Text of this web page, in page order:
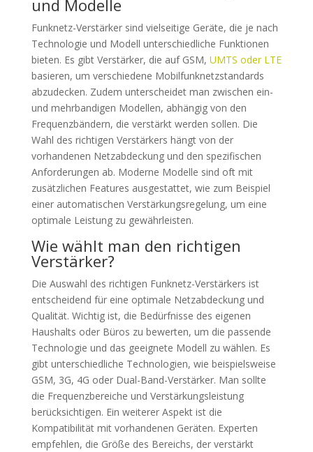
und Modelle
Funknetz-Verstärker sind vielseitige Geräte, die je nach
Technologie und Modell unterschiedliche Funktionen
bieten. Es gibt Verstärker, die auf GSM, UMTS oder LTE
basieren, um verschiedene Mobilfunknetzstandards
abzudecken. Zudem unterscheidet man zwischen ein-
und mehrbandigen Modellen, abhängig von den
Frequenzbändern, die verstärkt werden sollen. Die
Wahl des richtigen Verstärkers hängt von der
vorhandenen Netzabdeckung und den spezifischen
Anforderungen ab. Moderne Modelle sind oft mit
zusätzlichen Features ausgestattet, wie zum Beispiel
einer automatischen Verstärkungsregelung, um eine
optimale Leistung zu gewährleisten.
Wie wählt man den richtigen
Verstärker?
Die Auswahl des richtigen Funknetz-Verstärkers ist
entscheidend für eine optimale Netzabdeckung und
Qualität. Wichtig ist, die Bedürfnisse des eigenen
Haushalts oder Büros zu bewerten, um die passende
Technologie und das geeignete Modell zu wählen. Es
gibt unterschiedliche Technologien, wie beispielsweise
GSM, 3G, 4G oder Dual-Band-Verstärker. Man sollte
die Frequenzbereiche und Verstärkungsleistung
berücksichtigen. Ein weiterer Aspekt ist die
Kompatibilität mit vorhandenen Geräten. Experten
empfehlen, die Größe des Bereichs, der verstärkt